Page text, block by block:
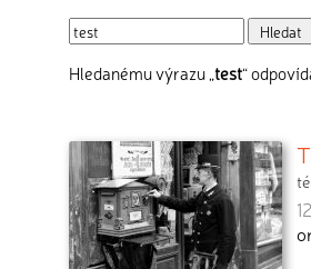
Hledanému výrazu „test“